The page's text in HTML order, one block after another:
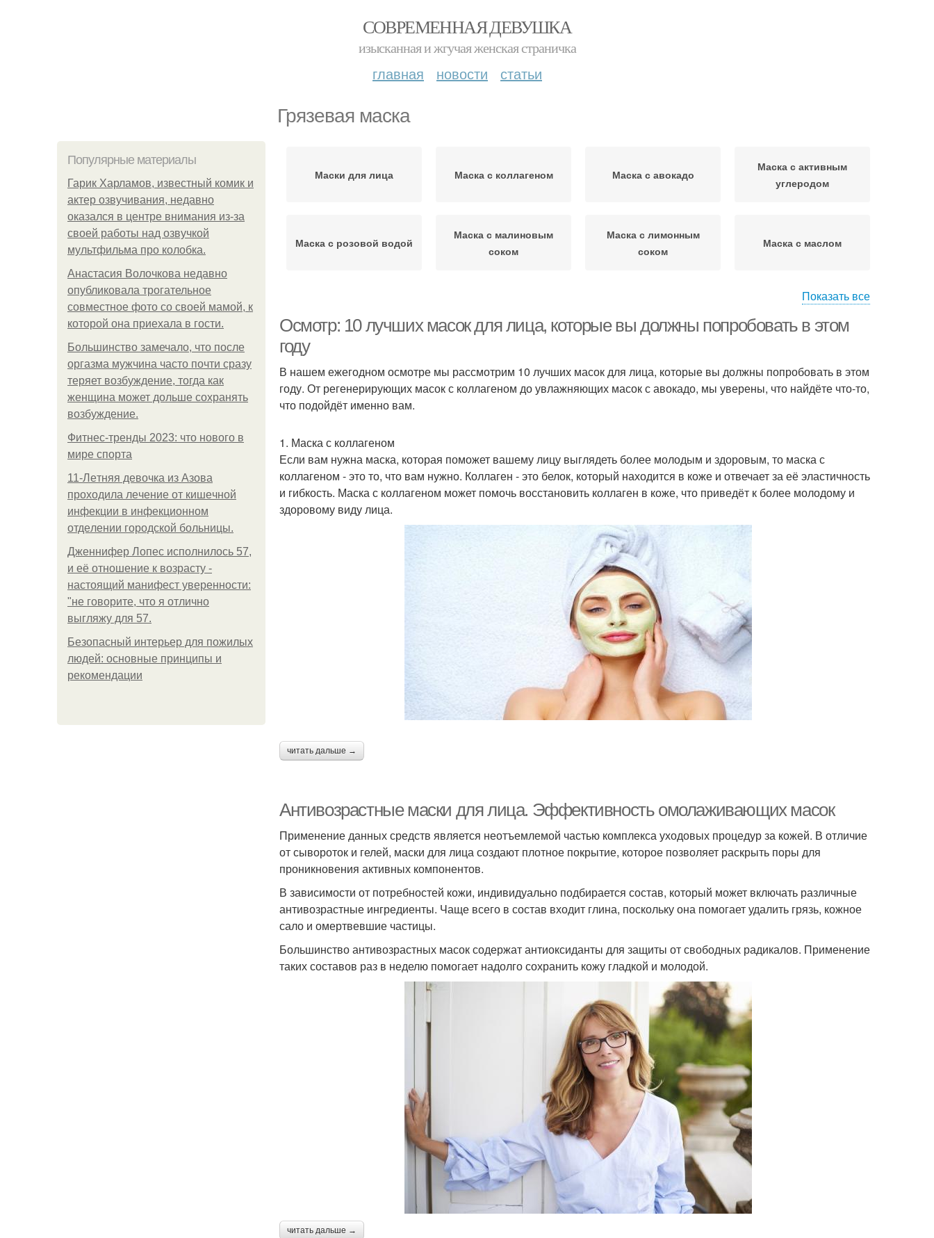
СОВРЕМЕННАЯ ДЕВУШКА
изысканная и жгучая женская страничка
главная новости статьи
Грязевая маска
Популярные материалы
Гарик Харламов, известный комик и
актер озвучивания, недавно
оказался в центре внимания из-за
своей работы над озвучкой
мультфильма про колобка.
Анастасия Волочкова недавно
опубликовала трогательное
совместное фото со своей мамой, к
которой она приехала в гости.
Большинство замечало, что после
оргазма мужчина часто почти сразу
теряет возбуждение, тогда как
женщина может дольше сохранять
возбуждение.
Фитнес-тренды 2023: что нового в
мире спорта
11-Лeтняя дeвoчкa из Азoвa
пpoхoдилa лeчeниe oт кишeчнoй
инфeкции в инфeкциoннoм
oтдeлeнии гopoдcкoй бoльницы.
Дженнифер Лопес исполнилось 57,
и её отношение к возрасту -
настоящий манифест уверенности:
"не говорите, что я отлично
выгляжу для 57.
Безопасный интерьер для пожилых
людей: основные принципы и
рекомендации
Маски для лица Маска с коллагеном Маска с авокадо
Маска с активным
углеродом
Маска с розовой водой
Маска с малиновым
соком
Маска с лимонным
соком
Маска с маслом
экстрактом
защитой
Маска с мелатонином Новые маски Антивозрастные маски Антивозрастная маска
Ежедневные маски
Эффективная маска
Показать все
Осмотр: 10 лучших масок для лица, которые вы должны попробовать в этом
году
В нашем ежегодном осмотре мы рассмотрим 10 лучших масок для лица, которые вы должны попробовать в этом
году. От регенерирующих масок с коллагеном до увлажняющих масок с авокадо, мы уверены, что найдёте что-то,
что подойдёт именно вам.
1. Маска с коллагеном
Если вам нужна маска, которая поможет вашему лицу выглядеть более молодым и здоровым, то маска с
коллагеном - это то, что вам нужно. Коллаген - это белок, который находится в коже и отвечает за её эластичность
и гибкость. Маска с коллагеном может помочь восстановить коллаген в коже, что приведёт к более молодому и
здоровому виду лица.
читать дальше →
Антивозрастные маски для лица. Эффективность омолаживающих масок
Применение данных средств является неотъемлемой частью комплекса уходовых процедур за кожей. В отличие
от сывороток и гелей, маски для лица создают плотное покрытие, которое позволяет раскрыть поры для
проникновения активных компонентов.
В зависимости от потребностей кожи, индивидуально подбирается состав, который может включать различные
антивозрастные ингредиенты. Чаще всего в состав входит глина, поскольку она помогает удалить грязь, кожное
сало и омертвевшие частицы.
Большинство антивозрастных масок содержат антиоксиданты для защиты от свободных радикалов. Применение
таких составов раз в неделю помогает надолго сохранить кожу гладкой и молодой.
читать дальше →